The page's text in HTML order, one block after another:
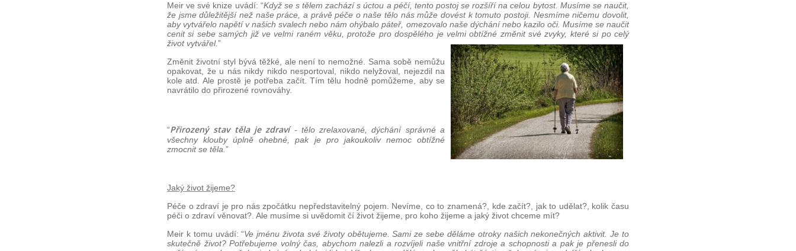
Meir ve své knize uvádí: “Když se s tělem zachází s úctou a péčí, tento postoj se rozšíří na celou bytost. Musíme se naučit,
že jsme důležitější než naše práce, a právě péče o naše tělo nás může dovést k tomuto postoji. Nesmíme ničemu dovolit,
aby vytvářelo napětí v našich svalech nebo nám ohýbalo páteř, omezovalo naše dýchání nebo kazilo oči. Musíme se naučit
cenit si sebe samých již ve velmi raném věku, protože pro dospělého je velmi obtížné změnit své zvyky, které si po celý
život vytvářel.”
Změnit životní styl bývá těžké, ale není to nemožné. Sama sobě nemůžu
opakovat, že u nás nikdy nikdo nesportoval, nikdo nelyžoval, nejezdil na
kole atd. Ale prostě je potřeba začít. Tím tělu hodně pomůžeme, aby se
navrátilo do přirozené rovnováhy.
“Přirozený stav těla je zdraví- tělo zrelaxované, dýchání správné a
všechny klouby úplně ohebné, pak je pro jakoukoliv nemoc obtížné
zmocnit se těla. ”
Jaký život žijeme?
Péče o zdraví je pro nás zpočátku nepředstavitelný pojem. Nevíme, co to znamená?, kde začít?, jak to udělat?, kolik času
péči o zdraví věnovat?. Ale musíme si uvědomit čí život žijeme, pro koho žijeme a jaký život chceme mít?
Meir k tomu uvádí: “Ve jménu života své životy obětujeme. Sami ze sebe děláme otroky našich nekonečných aktivit. Je to
skutečně život? Potřebujeme volný čas, abychom nalezli a rozvíjeli naše vnitřní zdroje a schopnosti a pak je přenesli do